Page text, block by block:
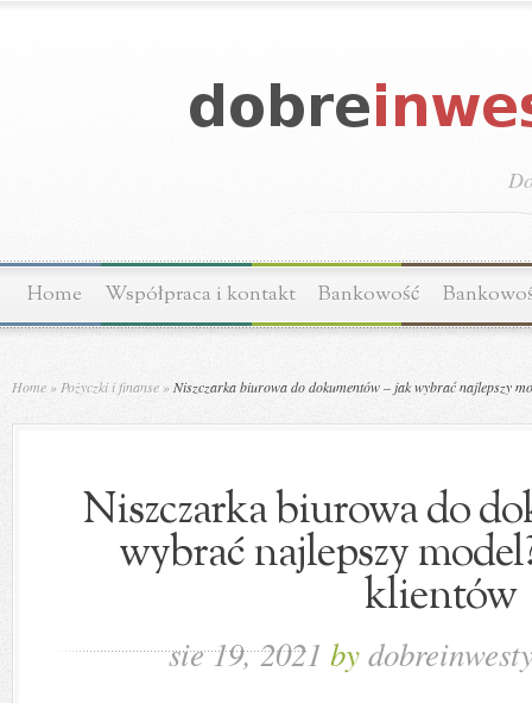
Home Współpraca i kontakt Bankowość
Home » Pożyczki i finanse »Niszczarka biurowa do dokumentów – jak wybrać najlepszy
Niszczarka biurowa do
wybrać najlepszy
klientów
sie 19, 2021 by